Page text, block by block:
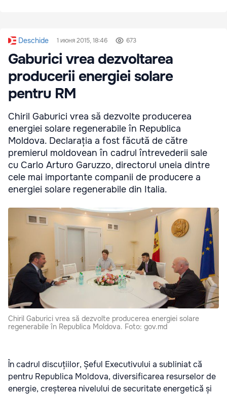
Deschide 1 июня 2015, 18:46 673
Gaburici vrea dezvoltarea
producerii energiei solare
pentru RM
Chiril Gaburici vrea să dezvolte producerea
energiei solare regenerabile în Republica
Moldova. Declarația a fost făcută de către
premierul moldovean în cadrul întrevederii sale
cu Carlo Arturo Garuzzo, directorul uneia dintre
cele mai importante companii de producere a
energiei solare regenerabile din Italia.
Chiril Gaburici vrea să dezvolte producerea energiei solare
regenerabile în Republica Moldova. Foto: gov.md
În cadrul discuțiilor, Șeful Executivului a subliniat că
pentru Republica Moldova, diversificarea resurselor de
energie, creșterea nivelului de securitate energetică și